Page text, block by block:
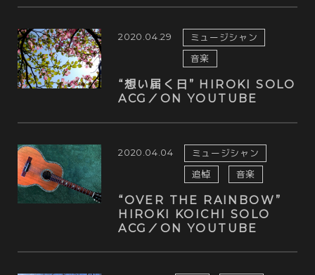
2020.04.29
ミュージシャン
音楽
“想い届く日” HIROKI SOLO
ACG／ON YOUTUBE
2020.04.04
ミュージシャン
追悼
音楽
“OVER THE RAINBOW”
HIROKI KOICHI SOLO
ACG／ON YOUTUBE